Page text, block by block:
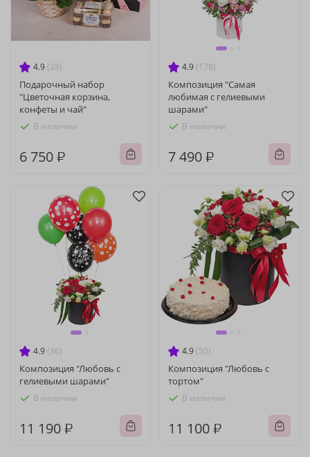
4.9 (28)
Подарочный набор
"Цветочная корзина,
конфеты и чай"
В наличии
6 750 ₽
4.9 (178)
Композиция "Самая
любимая с гелиевыми
шарами"
В наличии
7 490 ₽
4.9 (36)
Композиция "Любовь с
гелиевыми шарами"
В наличии
11 190 ₽
4.9 (50)
Композиция "Любовь с
тортом"
В наличии
11 100 ₽